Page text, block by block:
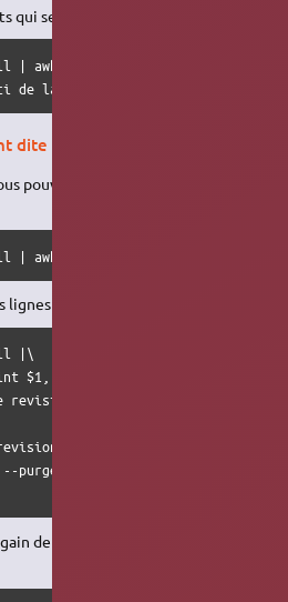
qui seront supprimés :
| awk '/disabled/{print}'
la variable LANG permet un
dite
pouvez saisir la commande
| awk '/disabled/{print $1, $3}' |
:
|\
$1, $3}' |\
revision
purge "$snapname" --
de place avec les commandes